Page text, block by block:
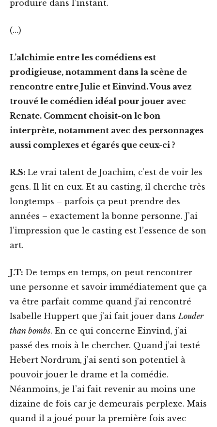
produire dans l’instant.
(…)
L’alchimie entre les comédiens est
prodigieuse, notamment dans la scène de
rencontre entre Julie et Einvind. Vous avez
trouvé le comédien idéal pour jouer avec
Renate. Comment choisit-on le bon
interprète, notamment avec des personnages
aussi complexes et égarés que ceux-ci ?
R.S: Le vrai talent de Joachim, c’est de voir les
gens. Il lit en eux. Et au casting, il cherche très
longtemps – parfois ça peut prendre des
années – exactement la bonne personne. J’ai
l’impression que le casting est l’essence de son
art.
J.T: De temps en temps, on peut rencontrer
une personne et savoir immédiatement que ça
va être parfait comme quand j’ai rencontré
Isabelle Huppert que j’ai fait jouer dans Louder
than bombs. En ce qui concerne Einvind, j’ai
passé des mois à le chercher. Quand j’ai testé
Hebert Nordrum, j’ai senti son potentiel à
pouvoir jouer le drame et la comédie.
Néanmoins, je l’ai fait revenir au moins une
dizaine de fois car je demeurais perplexe. Mais
quand il a joué pour la première fois avec